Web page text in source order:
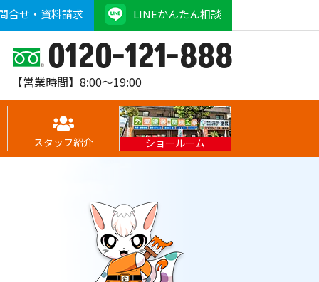
合せ・資料請求 LINEかんたん相談
0120-121-888
【営業時間】8:00～19:00
スタッフ紹介 ショールーム